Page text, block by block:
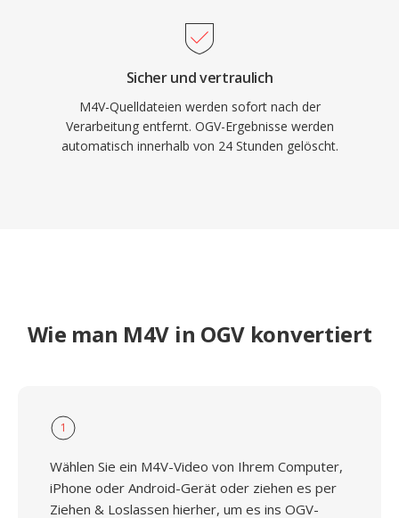
Patentbedenken Priorität hat.
Sicher und vertraulich
M4V-Quelldateien werden sofort nach der
Verarbeitung entfernt. OGV-Ergebnisse werden
automatisch innerhalb von 24 Stunden gelöscht.
Wie man M4V in OGV konvertiert
1
Wählen Sie ein M4V-Video von Ihrem Computer,
iPhone oder Android-Gerät oder ziehen es per
Ziehen & Loslassen hierher, um es ins OGV-